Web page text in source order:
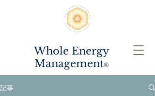
Whole Energy
Management®️
記事